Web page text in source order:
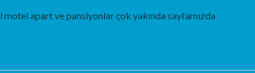
apart ve pansiyonlar çok yakında sayfamızda